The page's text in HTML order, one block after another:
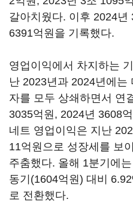
갈아치웠다. 이후 2024년
6391억원을 기록했다.
영업이익에서 차지하는
난 2023년과 2024년에는
자를 모두 상쇄하면서 연
3035억원, 2024년 3608
네트 영업이익은 지난
11억원으로 성장세를 보
주춤했다. 올해 1분기에
동기(1604억원) 대비
로 전환했다.